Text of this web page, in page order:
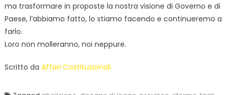
ma trasformare in proposte la nostra visione di Governo e di
Paese, l’abbiamo fatto, lo stiamo facendo e continueremo a
farlo.
Loro non molleranno, noi neppure.
Scritto da Affari Costituzionali